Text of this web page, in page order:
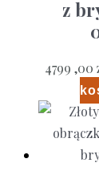
z
4799 ,00